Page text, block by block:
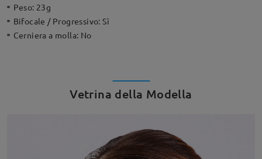
Peso: 23g
Bifocale / Progressivo:Sì
Cerniera a molla: No
Vetrina della Modella